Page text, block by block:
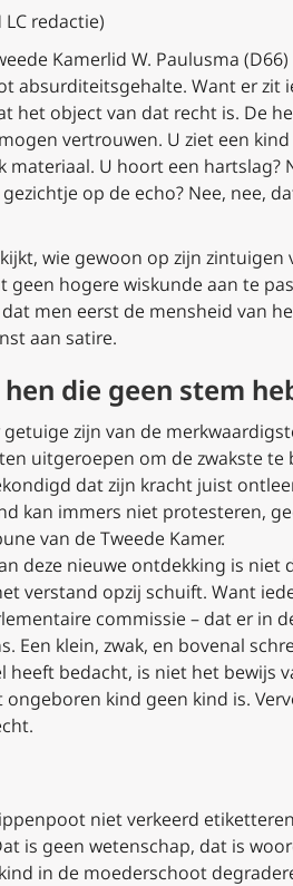
LC redactie)
Kamerlid W. Paulusma
absurditeitsgehalte. Want er zit
het object van dat recht is. De
vertrouwen. U ziet een
U hoort een hartslag?
op de echo? Nee, nee,
wie gewoon op zijn zintuigen
geen hogere wiskunde aan te
men eerst de mensheid van
aan satire.
die geen stem
zijn van de
uitgeroepen om de zwakste
dat zijn kracht juist
kan immers niet protesteren,
van de Tweede Kamer.
deze nieuwe ontdekking is niet
verstand opzij schuift. Want
commissie – dat er in
Een klein, zwak, en bovenal
heeft bedacht, is niet het bewijs
kind geen kind is.
niet verkeerd
is geen wetenschap, dat is
in de moederschoot